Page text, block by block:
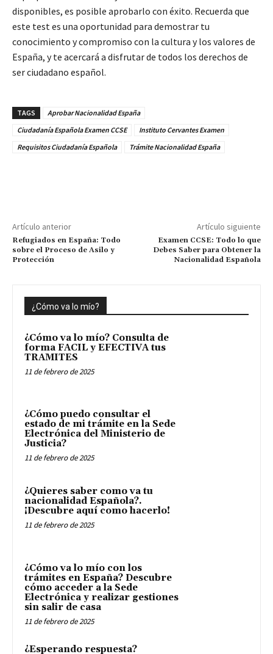
disponibles, es posible aprobarlo con éxito. Recuerda que
este test es una oportunidad para demostrar tu
conocimiento y compromiso con la cultura y los valores de
España, y te acercará a disfrutar de todos los derechos de
ser ciudadano español.
TAGS
Aprobar Nacionalidad España
Ciudadanía Española Examen CCSE
Instituto Cervantes Examen
Requisitos Ciudadanía Española
Trámite Nacionalidad España
Artículo anterior
Refugiados en España: Todo
sobre el Proceso de Asilo y
Protección
Artículo siguiente
Examen CCSE: Todo lo que
Debes Saber para Obtener la
Nacionalidad Española
¿Cómo va lo mío?
¿Cómo va lo mío? Consulta de
forma FACIL y EFECTIVA tus
TRAMITES
11 de febrero de 2025
¿Cómo puedo consultar el
estado de mi trámite en la Sede
Electrónica del Ministerio de
Justicia?
11 de febrero de 2025
¿Quieres saber como va tu
nacionalidad Española?.
¡Descubre aquí como hacerlo!
11 de febrero de 2025
¿Cómo va lo mío con los
trámites en España? Descubre
cómo acceder a la Sede
Electrónica y realizar gestiones
sin salir de casa
11 de febrero de 2025
¿Esperando respuesta?